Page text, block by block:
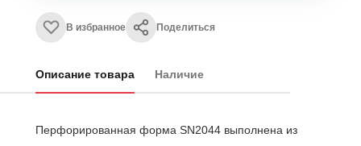
В избранное Поделиться
Описание товара Наличие
Перфорированная форма SN2044 выполнена из